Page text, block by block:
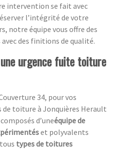
intervention se fait avec
l’intégrité de votre
notre équipe vous offre des
des finitions de qualité.
urgence fuite toiture
34, pour vos
de toiture à Jonquières Herault
d’uneéquipe de
et polyvalents
types de toitures